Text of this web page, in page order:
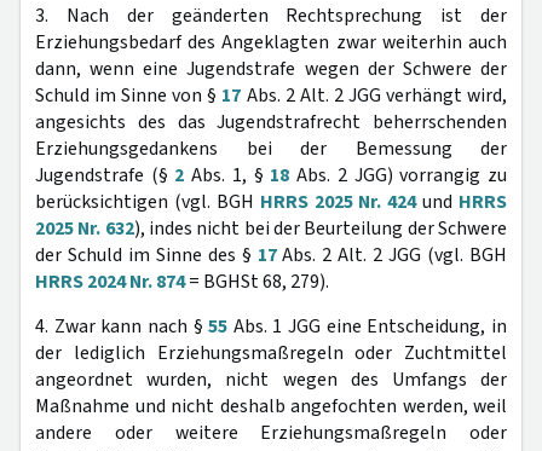
3. Nach der geänderten Rechtsprechung ist der
Erziehungsbedarf des Angeklagten zwar weiterhin auch
dann, wenn eine Jugendstrafe wegen der Schwere der
Schuld im Sinne von § 17 Abs. 2 Alt. 2 JGG verhängt wird,
angesichts des das Jugendstrafrecht beherrschenden
Erziehungsgedankens bei der Bemessung der
Jugendstrafe (§ 2 Abs. 1, § 18 Abs. 2 JGG) vorrangig zu
berücksichtigen (vgl. BGH HRRS 2025 Nr. 424und HRRS
2025 Nr. 632), indes nicht bei der Beurteilung der Schwere
der Schuld im Sinne des § 17Abs. 2 Alt. 2 JGG (vgl. BGH
HRRS 2024 Nr. 874= BGHSt 68, 279).
4. Zwar kann nach §55 Abs. 1 JGG eine Entscheidung, in
der lediglich Erziehungsmaßregeln oder Zuchtmittel
angeordnet wurden, nicht wegen des Umfangs der
Maßnahme und nicht deshalb angefochten werden, weil
andere oder weitere Erziehungsmaßregeln oder